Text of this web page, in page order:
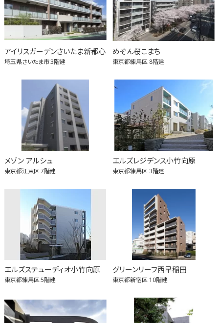
アイリスガーデンさいたま新都心
埼玉県さいたま市3階建
めぞん桜こまち
東京都練馬区 8階建
メゾン アルシュ
東京都江東区7階建
エルズレジデンス小竹向原
東京都練馬区3階建
エルズステューディオ小竹向原
東京都練馬区5階建
グリーンリーフ西早稲田
東京都新宿区 10階建